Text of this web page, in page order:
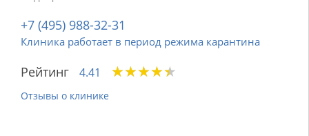
+7 (495) 988-32-31
Клиника работает в период режима карантина
Рейтинг 4.41 ★★★★★
★★★★★
Отзывы о клинике